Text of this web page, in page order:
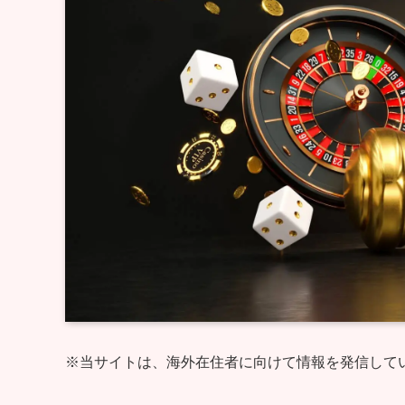
※当サイトは、海外在住者に向けて情報を発信して